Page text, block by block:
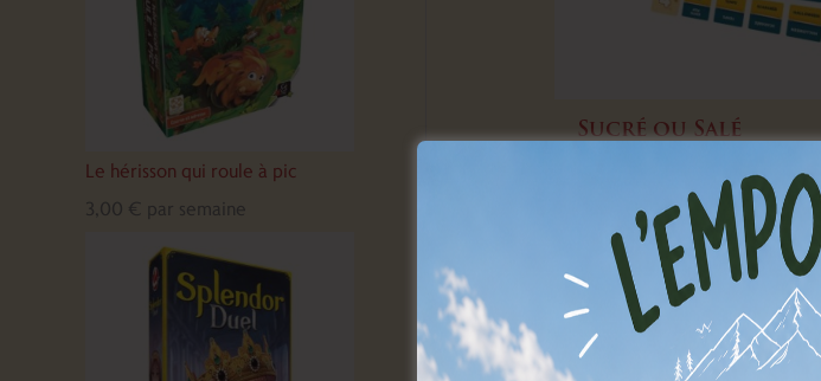
Le hérisson qui roule à pic
3,00 € par semaine
Sucré ou Salé
par semaine
Louer